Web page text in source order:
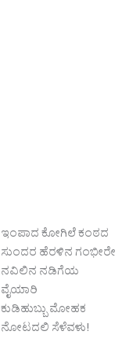
ಇಂಪಾದ ಕೋಗಿಲೆ ಕಂಠದ
ಸುಂದರ ಹೆರಳಿನ ಗಂಭೀರೇ
ನವಿಲಿನ ನಡಿಗೆಯ
ವೈಯಾರಿ
ಕುಡಿಹುಬ್ಬು ಮೋಹಕ
ನೋಟದಲಿ ಸೆಳೆವಳು!